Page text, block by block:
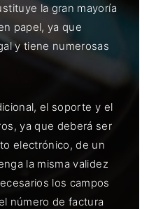
la gran mayoría
papel, ya que
y tiene numerosas
el soporte y el
ya que deberá ser
electrónico, de un
la misma validez
los campos
número de factura